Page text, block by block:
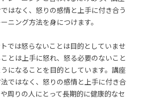
はなく、怒りの感情と上手に付き合う
ニング方法を身につけます。
では怒らないことは目的としていませ
とは上手に怒れ、怒る必要のないこと
になることを目的としています。講座
ではなく、怒りの感情と上手に付き合
周りの人にとって長期的に健康的なセ